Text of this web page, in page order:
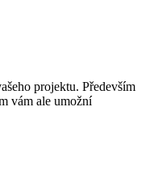
projektu. Především
vám ale umožní